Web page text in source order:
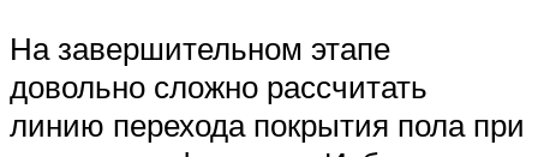
На завершительном этапе
довольно сложно рассчитать
линию перехода покрытия пола при